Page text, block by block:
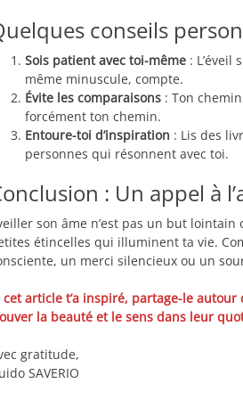
conseils
Sois patient avec toi-même :
même minuscule, compte.
Évite les comparaisons : Ton
forcément ton chemin.
Entoure-toi d’inspiration : Lis des
personnes qui résonnent avec toi.
: Un appel à
son âme n’est pas un but
étincelles qui illuminent ta vie.
un merci silencieux ou un
cet article t’a inspiré, partage-le
la beauté et le sens dans leur
gratitude,
SAVERIO